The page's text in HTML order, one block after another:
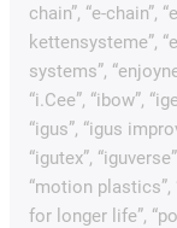
chain”, “e-chain”,
kettensysteme”,
systems”,
“i.Cee”, “ibow”,
“igus”, “igus
“igutex”,
“motion plastics”,
for longer life”,